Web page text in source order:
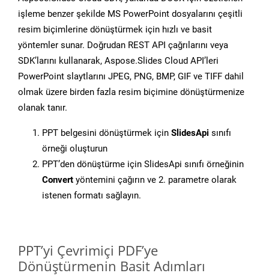
işleme benzer şekilde MS PowerPoint dosyalarını çeşitli
resim biçimlerine dönüştürmek için hızlı ve basit
yöntemler sunar. Doğrudan REST API çağrılarını veya
SDK’larını kullanarak, Aspose.Slides Cloud API’leri
PowerPoint slaytlarını JPEG, PNG, BMP, GIF ve TIFF dahil
olmak üzere birden fazla resim biçimine dönüştürmenize
olanak tanır.
PPT belgesini dönüştürmek için SlidesApi sınıfı
örneği oluşturun
PPT’den dönüştürme için SlidesApi sınıfı örneğinin
Convert yöntemini çağırın ve 2. parametre olarak
istenen formatı sağlayın.
PPT’yi Çevrimiçi PDF’ye
Dönüştürmenin Basit Adımları